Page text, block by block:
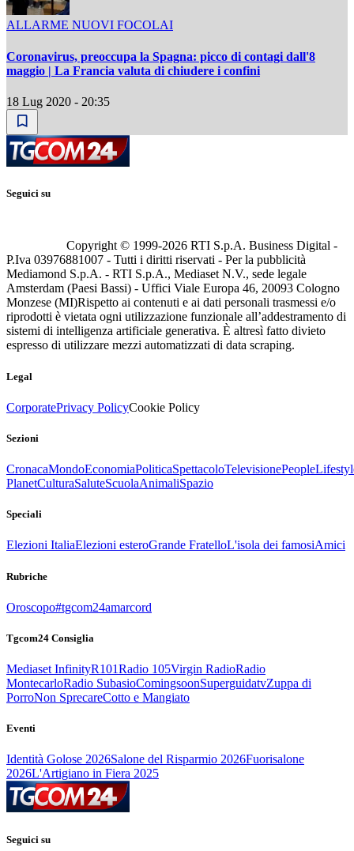
ALLARME NUOVI FOCOLAI
Coronavirus, preoccupa la Spagna: picco di contagi dall'8
maggio | La Francia valuta di chiudere i confini
18 Lug 2020 - 20:35
Seguici su
Copyright © 1999-2026 RTI S.p.A. Business Digital -
P.Iva 03976881007 - Tutti i diritti riservati - Per la pubblicità
Mediamond S.p.A. - RTI S.p.A., Mediaset N.V., sede legale
Amsterdam (Paesi Bassi) - Uffici Viale Europa 46, 20093 Cologno
Monzese (MI)Rispetto ai contenuti e ai dati personali trasmessi e/o
riprodotti è vietata ogni utilizzazione funzionale all’addestramento di
sistemi di intelligenza artificiale generativa. È altresì fatto divieto
espresso di utilizzare mezzi automatizzati di data scraping.
Legal
CorporatePrivacy PolicyCookie Policy
Sezioni
CronacaMondoEconomiaPoliticaSpettacoloTelevisionePeople
PlanetCulturaSaluteScuolaAnimaliSpazio
Speciali
Elezioni ItaliaElezioni esteroGrande FratelloL'isola dei famosiAmici
Rubriche
Oroscopo#tgcom24amarcord
Tgcom24 Consiglia
Mediaset InfinityR101Radio 105Virgin RadioRadio
MontecarloRadio SubasioComingsoonSuperguidatvZuppa di
PorroNon SprecareCotto e Mangiato
Eventi
Identità Golose 2026Salone del Risparmio 2026Fuorisalone
2026L'Artigiano in Fiera 2025
Seguici su